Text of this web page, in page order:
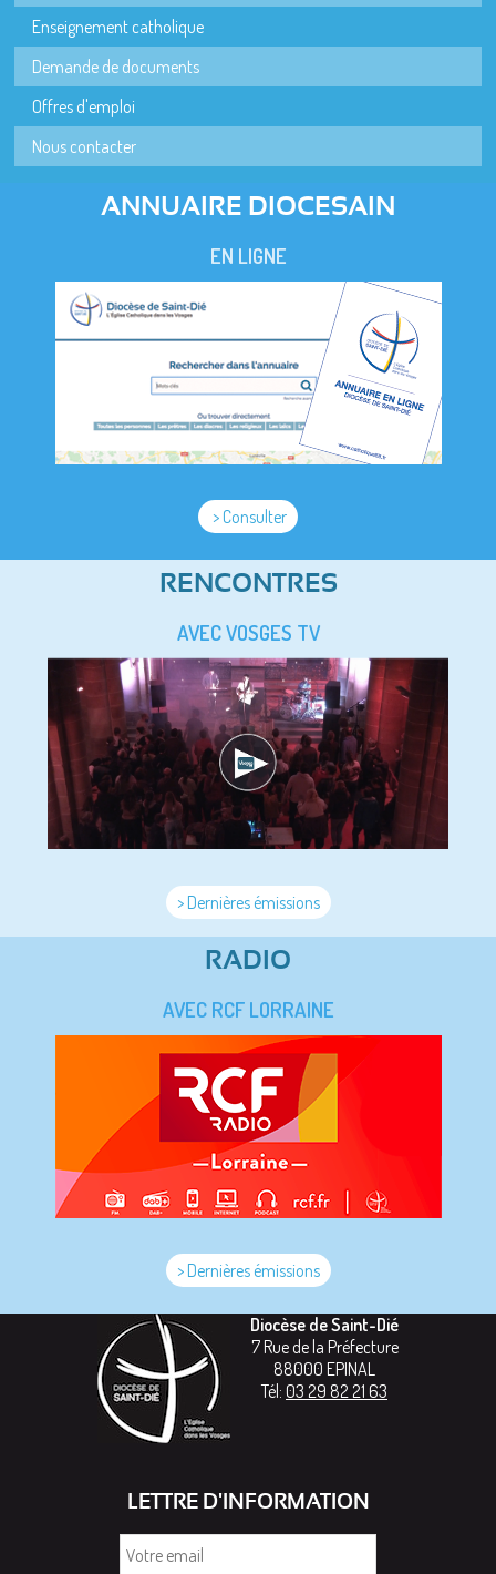
Enseignement catholique
Demande de documents
Offres d'emploi
Nous contacter
ANNUAIRE DIOCESAIN
EN LIGNE
> Consulter
RENCONTRES
AVEC VOSGES TV
> Dernières émissions
RADIO
AVEC RCF LORRAINE
> Dernières émissions
Diocèse de Saint-Dié
7 Rue de la Préfecture
88000 EPINAL
Tél: 03 29 82 21 63
LETTRE D'INFORMATION